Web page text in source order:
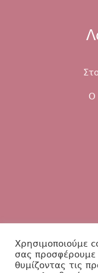
Ο
Τρόποι
Επιστροφές
Χρησιμοποιούμε
σας προσφέρουμε
θυμίζοντας τις